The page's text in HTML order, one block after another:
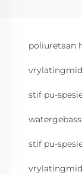
poliuretaan
stif pu-
stif pu-